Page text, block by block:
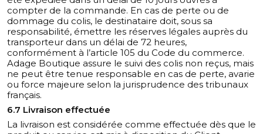
compter de la commande. En cas de perte ou de
dommage du colis, le destinataire doit, sous sa
responsabilité, émettre les réserves légales auprès du
transporteur dans un délai de 72 heures,
conformément à l’article 105 du Code du commerce.
Adage Boutique assure le suivi des colis non reçus, mais
ne peut être tenue responsable en cas de perte, avarie
ou force majeure selon la jurisprudence des tribunaux
français.
6.7 Livraison effectuée
La livraison est considérée comme effectuée dès que le